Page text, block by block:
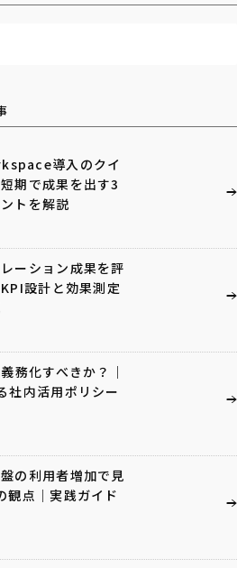
導入のクイ
期で成果を出す3
トを解説
ーション成果を評
設計と効果測定
務化すべきか？｜
社内活用ポリシー
の利用者増加で見
観点｜実践ガイド